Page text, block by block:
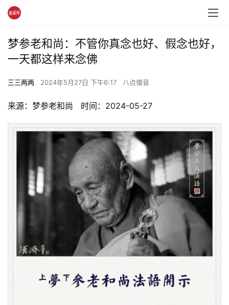
梦参老和尚：不管你真念也好、假念也好，
一天都这样来念佛
三三两两 2024年5月27日 下午6:17 八点僧音
来源：梦参老和尚   时间：2024-05-27